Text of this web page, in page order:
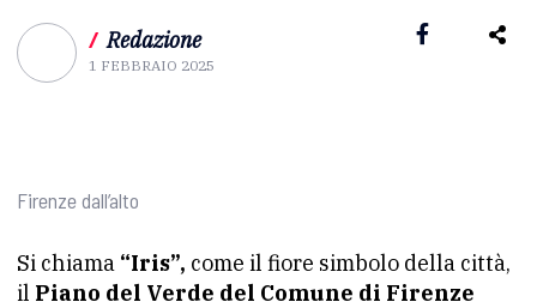
/ Redazione
1 FEBBRAIO 2025
Firenze dall’alto
Si chiama “Iris”, come il fiore simbolo della città,
il Piano del Verde del Comune di Firenze